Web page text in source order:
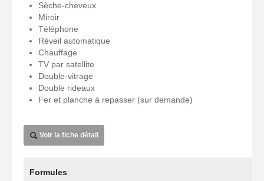
Sèche-cheveux
Miroir
Téléphone
Réveil automatique
Chauffage
TV par satellite
Double-vitrage
Double rideaux
Fer et planche à repasser (sur demande)
Voir la fiche détail
Formules